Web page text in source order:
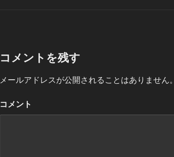
コメントを残す
メールアドレスが公開されることはありません。
コメント